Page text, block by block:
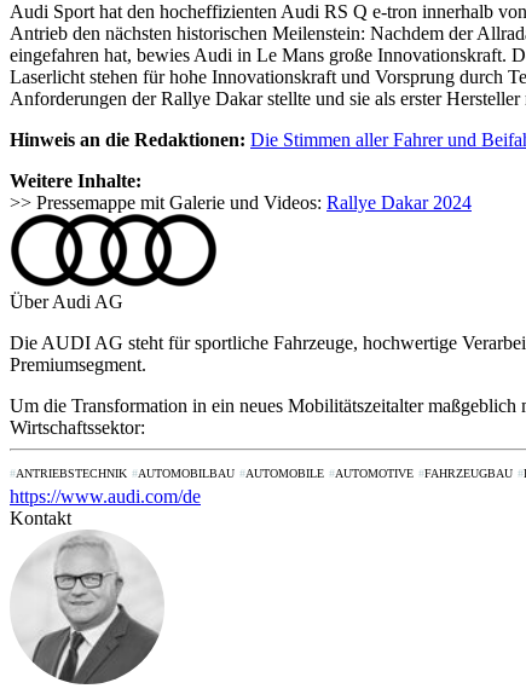
Audi Sport hat den hocheffizienten Audi RS Q e-tron innerhalb
Antrieb den nächsten historischen Meilenstein: Nachdem der
eingefahren hat, bewies Audi in Le Mans große
Laserlicht stehen für hohe Innovationskraft und Vorsprung durch
Anforderungen der Rallye Dakar stellte und sie als erster
Hinweis an die Redaktionen: Die Stimmen aller Fahrer und
Weitere Inhalte:
>> Pressemappe mit Galerie und Videos: Rallye Dakar 2024
Über Audi AG
Die AUDI AG steht für sportliche Fahrzeuge, hochwertige
Premiumsegment.
Um die Transformation in ein neues Mobilitätszeitalter maßgeblich
Wirtschaftssektor:
ANTRIEBSTECHNIK AUTOMOBILBAU AUTOMOBILE AUTOMOTIVE FAHRZEUGBAU
https://www.audi.com/de
Kontakt